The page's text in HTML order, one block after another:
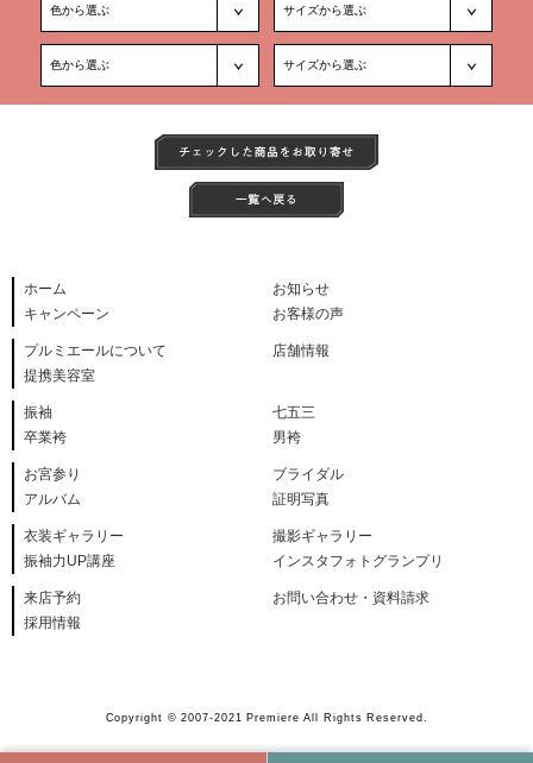
ホーム
お知らせ
キャンペーン
お客様の声
プルミエールについて
店舗情報
提携美容室
振袖
七五三
卒業袴
男袴
お宮参り
ブライダル
アルバム
証明写真
衣装ギャラリー
撮影ギャラリー
振袖力UP講座
インスタフォトグランプリ
来店予約
お問い合わせ・資料請求
採用情報
Copyright © 2007-2021 Premiere All Rights Reserved.